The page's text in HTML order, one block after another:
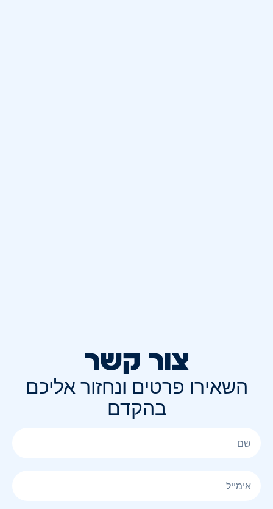
צור קשר
השאירו פרטים ונחזור אליכם
בהקדם